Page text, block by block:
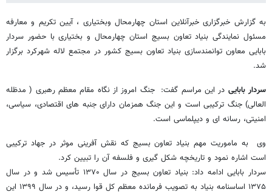
به گزارش خبرگزاری خبرآنلاین استان چهارمحال وبختیاری ، آیین تکریم و معارفه
مسئول نمایندگی بنیاد تعاون بسیج استان چهارمحال و بختیاری با حضور سردار
بابایی معاون توانمندسازی بنیاد تعاون بسیج کشور در مجتمع لاله شهرکرد برگزار
شد.
سردار بابایی در این مراسم گفت: جنگ امروز از نگاه مقام معظم رهبری ( مدظله
العالی) جنگ ترکیبی است و این جنگ همزمان دارای جنبه های اقتصادی، سیاسی،
امنیتی، رسانه ای و دیپلماسی است.
وی به ماموریت مهم بنیاد تعاون بسیج که نقش آفرینی موثر در جهاد ترکیبی
است اشاره نمود و تاریخچه شکل گیری و فلسفه آن را تبیین کرد.
سردار بابایی ادامه داد: بنیاد تعاون بسیج در سال ۱۳۷۰ تأسیس شد و در سال
۱۳۷۵ اساسنامه بنیاد به تصویب فرمانده معظم کل قوا رسید، و در سال ۱۳۹۹ این